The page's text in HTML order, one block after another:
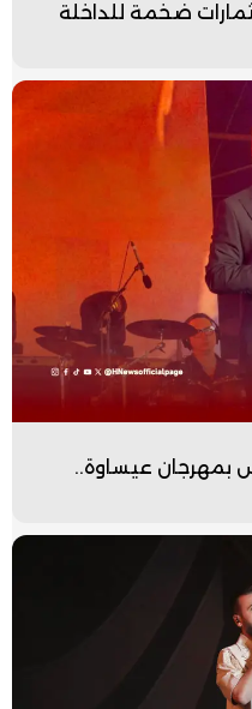
الحكومة جلبت 6 استثمارات ضخمة للداخلة
بمهرجان عيساوة..